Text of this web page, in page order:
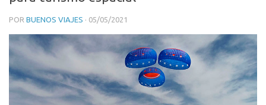
POR BUENOS VIAJES · 05/05/2021